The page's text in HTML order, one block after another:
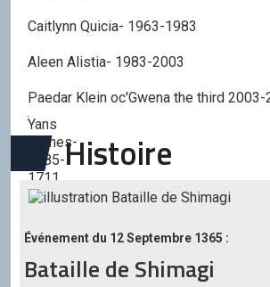
Caitlynn Quicia- 1963-1983
Aleen Alistia- 1983-2003
Paedar Klein oc'Gwena the third 2003-
Yans
Cernes-
1685-
1711
Lankar-
1769
Histoire
Événement du 12 Septembre 1365 :
Bataille de Shimagi